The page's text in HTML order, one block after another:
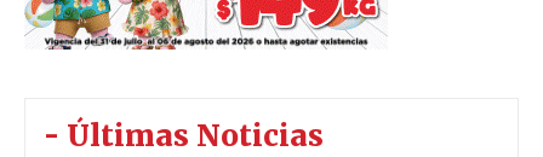
- Últimas Noticias